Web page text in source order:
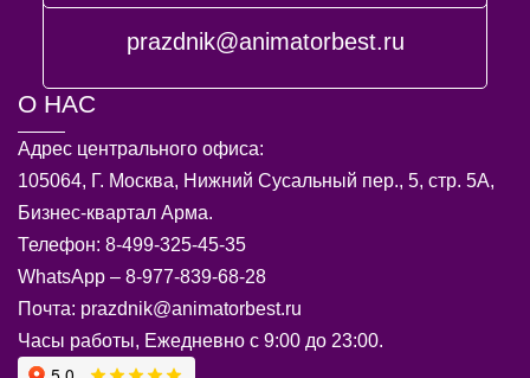
prazdnik@animatorbest.ru
О НАС
Адрес центрального офиса:
105064, Г. Москва, Нижний Сусальный пер., 5, стр. 5А,
Бизнес-квартал Арма.
Телефон: 8-499-325-45-35
WhatsApp – 8-977-839-68-28
Почта: prazdnik@animatorbest.ru
Часы работы, Ежедневно с 9:00 до 23:00.